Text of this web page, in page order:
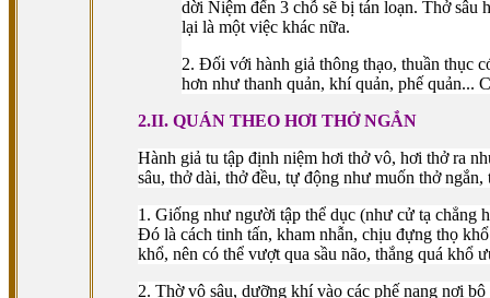
dời Niệm đến 3 chỗ sẽ bị tán loạn. Thở sâu
lại là một việc khác nữa.
2. Ðối với hành giả thông thạo, thuần thục
hơn như thanh quản, khí quản, phế quản...
2.II. QUÁN THEO HƠI THỞ NGẮN
Hành giả tu tập định niệm hơi thở vô, hơi thở ra
sâu, thở dài, thở đều, tự động như muốn thở
1. Giống như người tập thể dục (như cử tạ chẳng
Ðó là cách tinh tấn, kham nhẫn, chịu đựng thọ
khổ, nên có thể vượt qua sầu não, thắng quá khổ
2. Thờ vô sâu, dưỡng khí vào các phế nang nơi